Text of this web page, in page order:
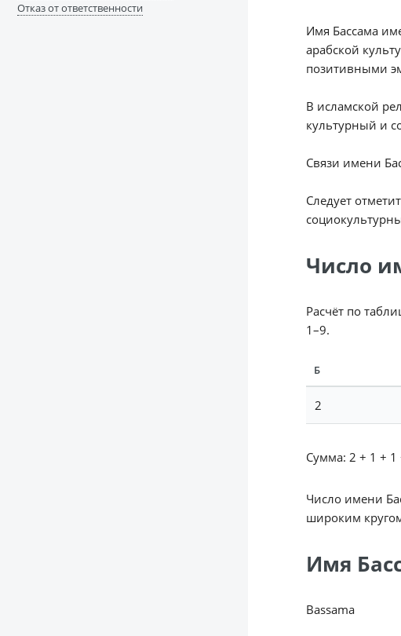
Имя Бассама
арабской
позитивными
В исламской
культурный и
Связи имени
Следует
Число
Расчёт по
1–9.
Б
2
Сумма: 2 + 1 + 1
Число имени
широким
Имя
Bassama
Отказ от ответственности